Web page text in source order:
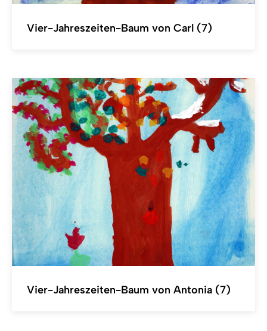
Vier-Jahreszeiten-Baum von Carl (7)
Vier-Jahreszeiten-Baum von Antonia (7)